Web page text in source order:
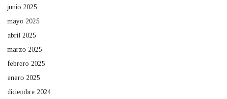
junio 2025
mayo 2025
abril 2025
marzo 2025
febrero 2025
enero 2025
diciembre 2024